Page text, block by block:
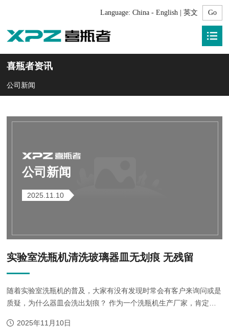
Language: China - English | 英文
喜瓶者资讯
公司新闻
公司新闻
2025.11.10
实验室洗瓶机清洗玻璃器皿无划痕 无残留
随着实验室洗瓶机的普及，大家有没有发现时常会有客户来询问或是
质疑，为什么器皿会洗出划痕？ 作为一个洗瓶机生产厂家，肯定是
2025年11月10日